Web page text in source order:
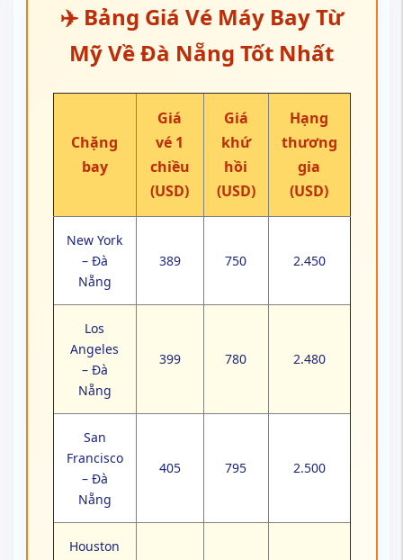
✈️ Bảng Giá Vé Máy Bay Từ
Mỹ Về Đà Nẵng Tốt Nhất
Chặng
bay
Giá
vé 1
chiều
(USD)
Giá
khứ
hồi
(USD)
Hạng
thương
gia
(USD)
New York
– Đà
Nẵng
389 750 2.450
Los
Angeles
– Đà
Nẵng
399 780 2.480
San
Francisco
– Đà
Nẵng
405 795 2.500
Houston